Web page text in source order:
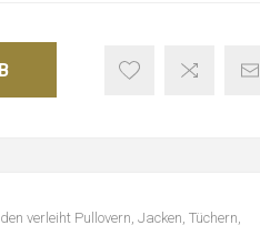
verleiht Pullovern, Jacken, Tüchern,